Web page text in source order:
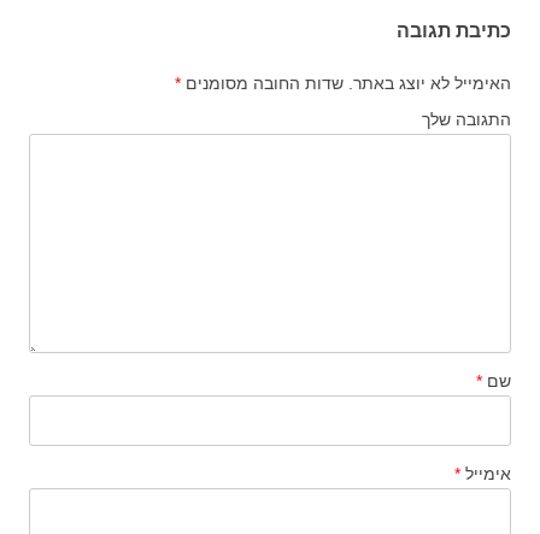
כתיבת תגובה
האימייל לא יוצג באתר. שדות החובה מסומנים *
התגובה שלך
שם *
אימייל *